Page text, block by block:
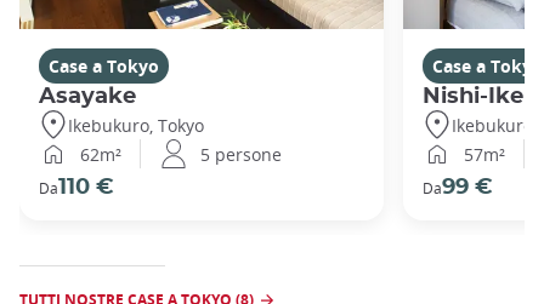
Case a Tokyo
Asayake
Ikebukuro, Tokyo
62m²
5 persone
Da110 €
Case a Tokyo
Nishi-
Ikebukuro,
57m²
Da99 €